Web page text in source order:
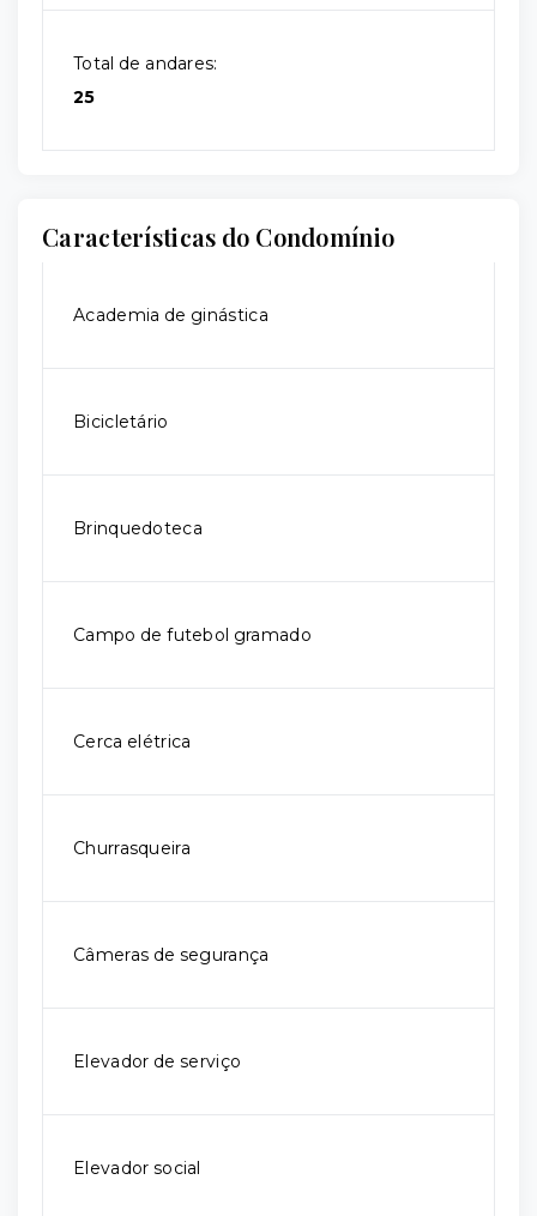
Total de andares:
25
Características do Condomínio
Academia de ginástica
Bicicletário
Brinquedoteca
Campo de futebol gramado
Cerca elétrica
Churrasqueira
Câmeras de segurança
Elevador de serviço
Elevador social